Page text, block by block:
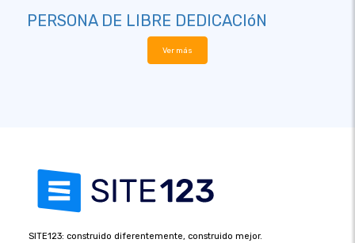
PERSONA DE LIBRE DEDICACIóN
Ver más
SITE123: construido diferentemente, construido mejor.